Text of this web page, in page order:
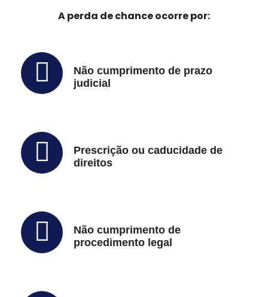
A perda de chance ocorre por:
Não cumprimento de prazo
judicial
Prescrição ou caducidade de
direitos
Não cumprimento de
procedimento legal